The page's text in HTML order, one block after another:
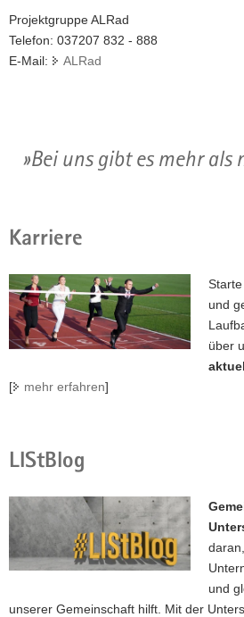
Projektgruppe ALRad
Telefon: 037207 832 - 888
E-Mail:
ALRad
Bei uns gibt es mehr als
Karriere
und
über
[
mehr erfahren]
LIStBlog
und
unserer Gemeinschaft hilft. Mit der